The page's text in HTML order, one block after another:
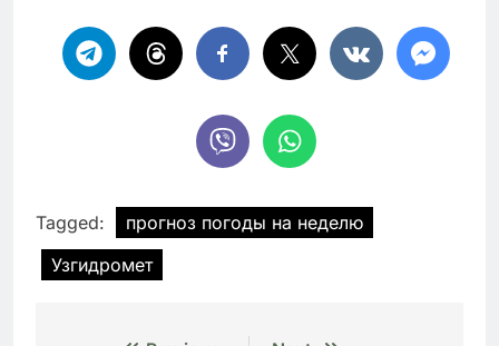
Tagged:
прогноз погоды на неделю
Узгидромет